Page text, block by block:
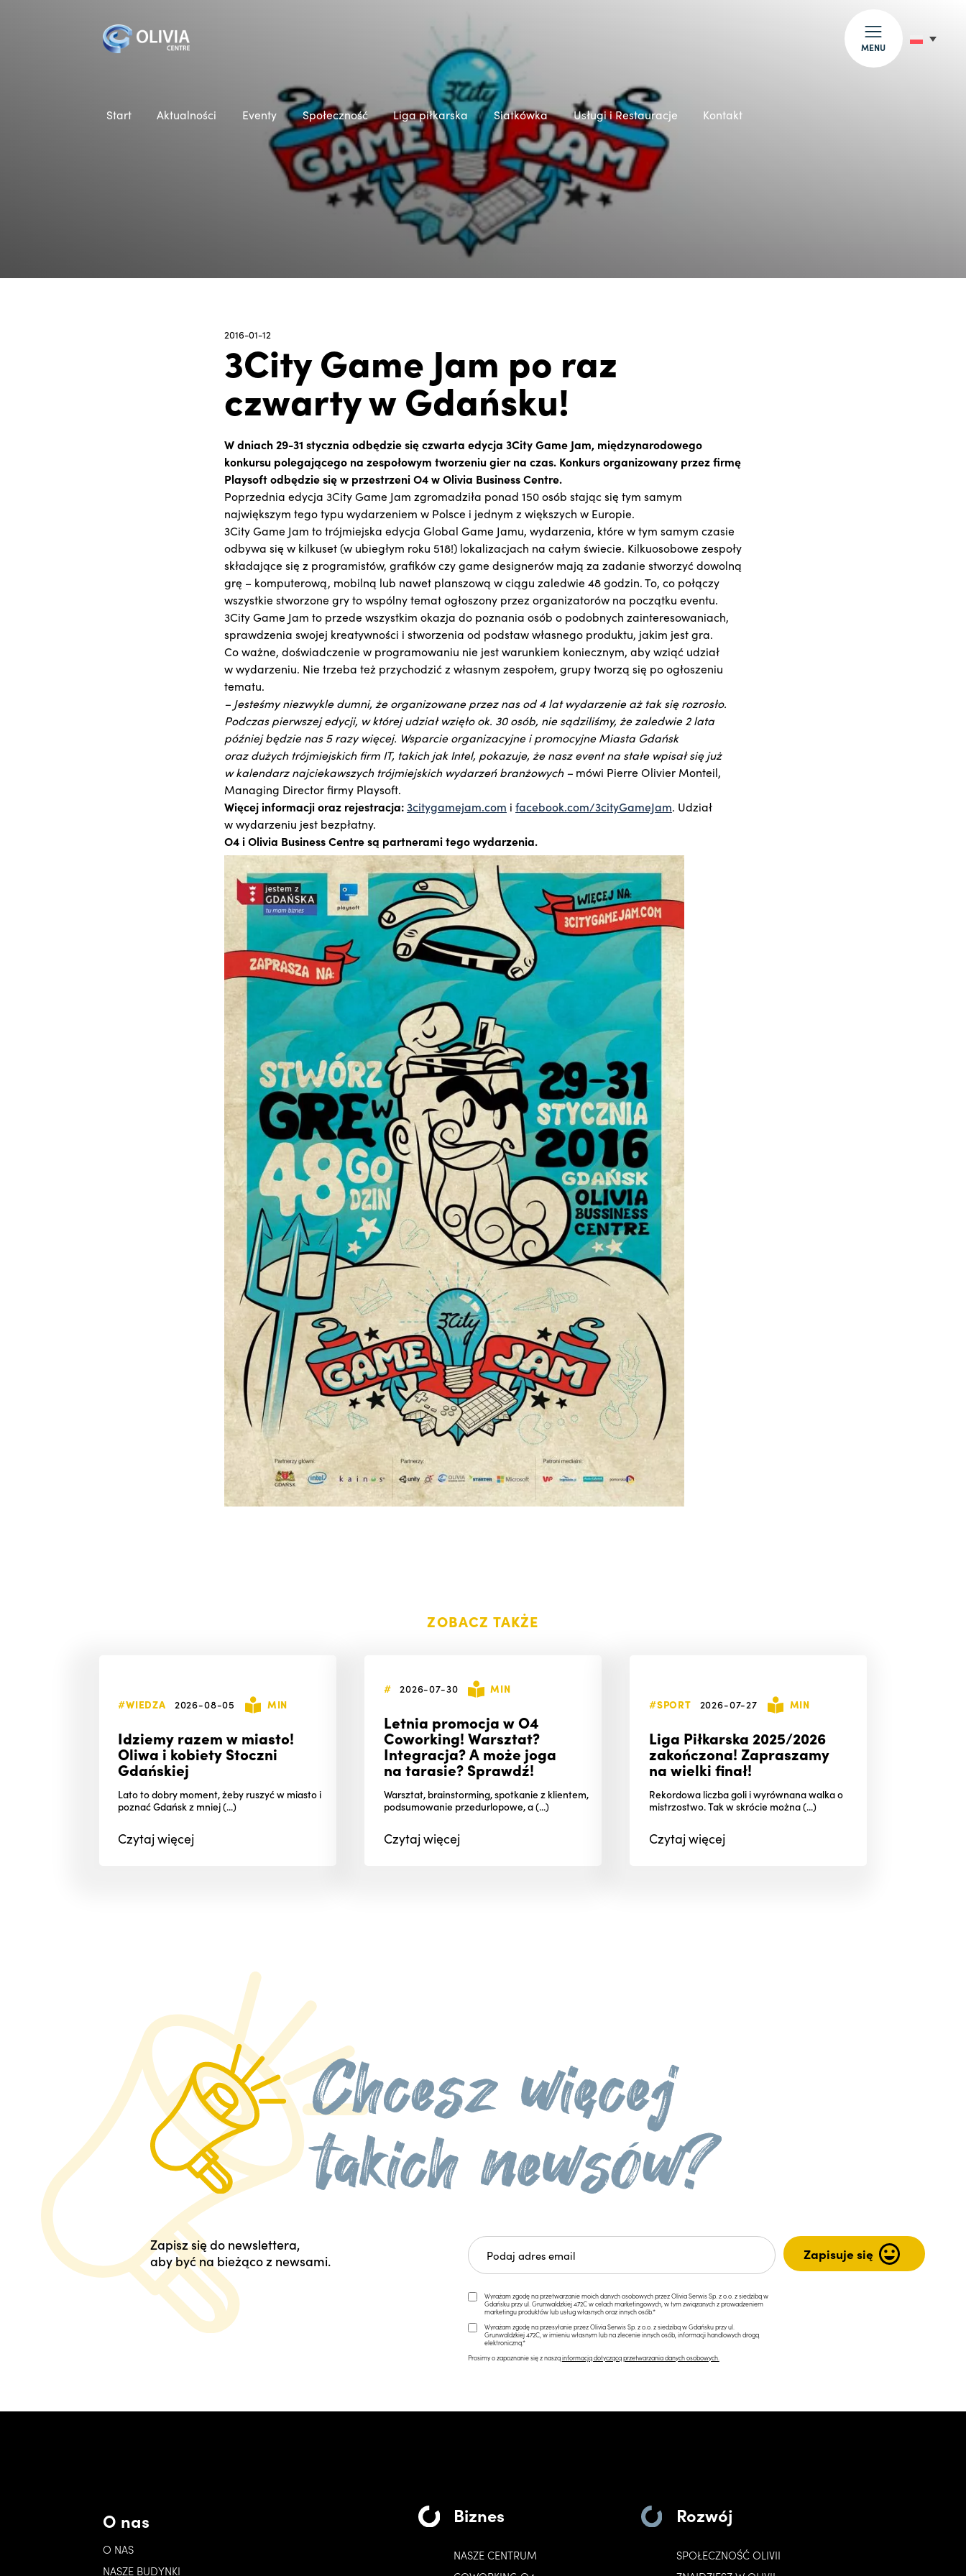
MENU
Start Aktualności Eventy Społeczność Liga piłkarska Siatkówka Usługi i Restauracje Kontakt
2016-01-12
3City Game Jam po raz
czwarty w Gdańsku!
W dniach 29-31 stycznia odbędzie się czwarta edycja 3City Game Jam, międzynarodowego
konkursu polegającego na zespołowym tworzeniu gier na czas. Konkurs organizowany przez firmę
Playsoft odbędzie się w przestrzeni O4 w Olivia Business Centre.
Poprzednia edycja 3City Game Jam zgromadziła ponad 150 osób stając się tym samym
największym tego typu wydarzeniem w Polsce i jednym z większych w Europie.
3City Game Jam to trójmiejska edycja Global Game Jamu, wydarzenia, które w tym samym czasie
odbywa się w kilkuset (w ubiegłym roku 518!) lokalizacjach na całym świecie. Kilkuosobowe zespoły
składające się z programistów, grafików czy game designerów mają za zadanie stworzyć dowolną
grę – komputerową, mobilną lub nawet planszową w ciągu zaledwie 48 godzin. To, co połączy
wszystkie stworzone gry to wspólny temat ogłoszony przez organizatorów na początku eventu.
3City Game Jam to przede wszystkim okazja do poznania osób o podobnych zainteresowaniach,
sprawdzenia swojej kreatywności i stworzenia od podstaw własnego produktu, jakim jest gra.
Co ważne, doświadczenie w programowaniu nie jest warunkiem koniecznym, aby wziąć udział
w wydarzeniu. Nie trzeba też przychodzić z własnym zespołem, grupy tworzą się po ogłoszeniu
tematu.
– Jesteśmy niezwykle dumni, że organizowane przez nas od 4 lat wydarzenie aż tak się rozrosło.
Podczas pierwszej edycji, w której udział wzięło ok. 30 osób, nie sądziliśmy, że zaledwie 2 lata
później będzie nas 5 razy więcej. Wsparcie organizacyjne i promocyjne Miasta Gdańsk
oraz dużych trójmiejskich firm IT, takich jak Intel, pokazuje, że nasz event na stałe wpisał się już
w kalendarz najciekawszych trójmiejskich wydarzeń branżowych – mówi Pierre Olivier Monteil,
Managing Director firmy Playsoft.
Więcej informacji oraz rejestracja:3citygamejam.com i facebook.com/3cityGameJam. Udział
w wydarzeniu jest bezpłatny.
O4 i Olivia Business Centre są partnerami tego wydarzenia.
ZOBACZ TAKŻE
#WIEDZA 2026-08-05 MIN
Idziemy razem w miasto!
Oliwa i kobiety Stoczni
Gdańskiej
Lato to dobry moment, żeby ruszyć w miasto i
poznać Gdańsk z mniej (...)
Czytajwięcej
# 2026-07-30 MIN
Letnia promocja w O4
Coworking! Warsztat?
Integracja? A może joga
na tarasie? Sprawdź!
Warsztat, brainstorming, spotkanie z klientem,
podsumowanie przedurlopowe, a (...)
Czytajwięcej
#SPORT 2026-07-27 MIN
Liga Piłkarska 2025/2026
zakończona! Zapraszamy
na wielki finał!
Rekordowa liczba goli i wyrównana walka o
mistrzostwo. Tak w skrócie można (...)
Czytajwięcej
Zapisz się do newslettera,
aby być na bieżąco z newsami.
Wyrażam zgodę na przetwarzanie moich danych osobowych przez Olivia Serwis Sp. z o.o. z siedzibą w
Gdańsku przy ul. Grunwaldzkiej 472C w celach marketingowych, w tym związanych z prowadzeniem
marketingu produktów lub usług własnych oraz innych osób.*
Wyrażam zgodę na przesyłanie przez Olivia Serwis Sp. z o.o. z siedzibą w Gdańsku przy ul.
Grunwaldzkiej 472C, w imieniu własnym lub na zlecenie innych osób, informacji handlowych drogą
elektroniczną.*
Prosimy o zapoznanie się z nasząinformacją dotyczącą przetwarzania danych osobowych.
O nas
O NAS
NASZE BUDYNKI
Biznes
NASZE CENTRUM
Rozwój
SPOŁECZNOŚĆ OLIVII